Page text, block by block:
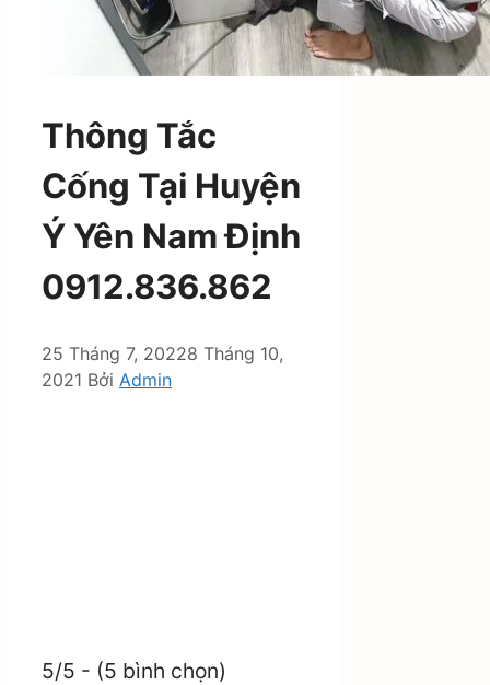
Thông Tắc
Cống Tại Huyện
Ý Yên Nam Định
0912.836.862
25 Tháng 7, 20228 Tháng 10,
2021 Bởi Admin
5/5 - (5 bình chọn)